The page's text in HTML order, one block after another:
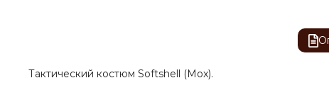
Тактический костюм Softshell (Мох).